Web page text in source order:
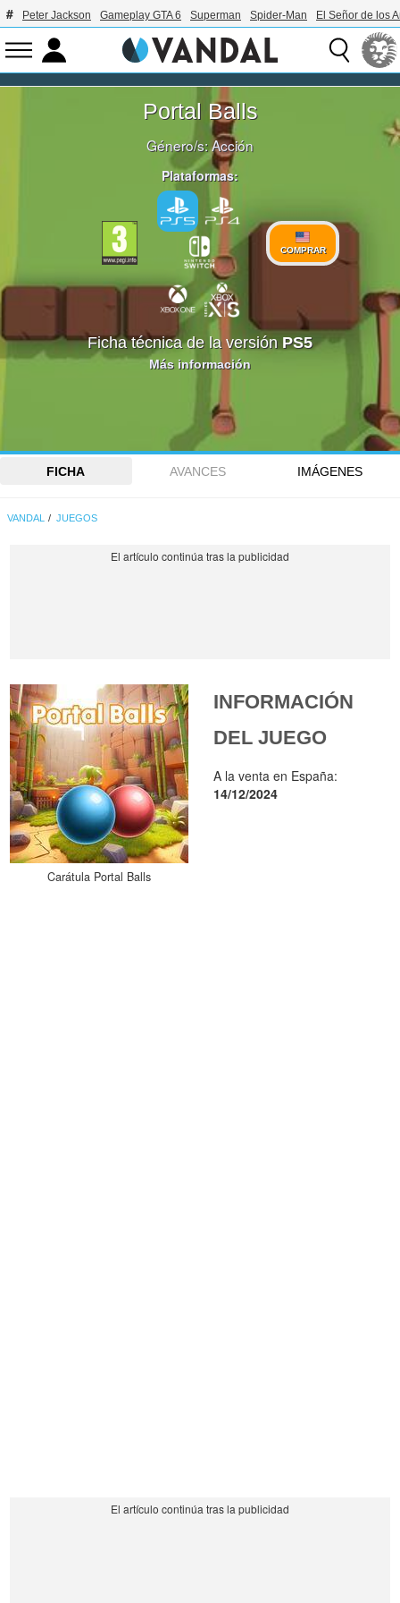
Peter Jackson Gameplay GTA 6 Superman Spider-Man El Señor de los
Portal Balls
Género/s:Acción
Plataformas:
COMPRAR
Ficha técnica de la versión PS5
Más información
FICHA AVANCES IMÁGENES
VANDAL JUEGOS
Carátula Portal Balls
INFORMACIÓN
DEL JUEGO
A la venta en España:
14/12/2024